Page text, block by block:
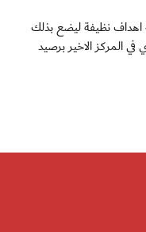
اهداف نظيفة ليضع بذلك
في المركز الاخير برصيد